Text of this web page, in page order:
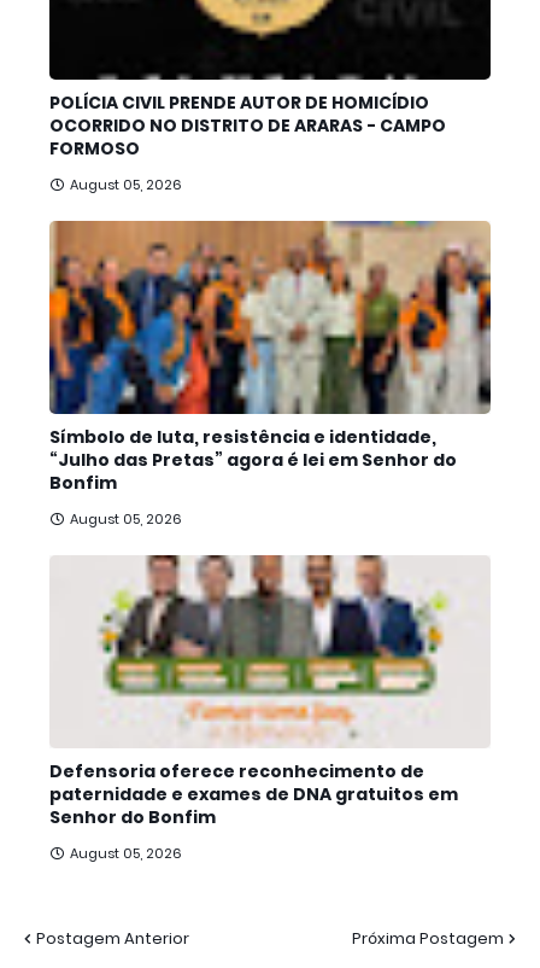
POLÍCIA CIVIL PRENDE AUTOR DE HOMICÍDIO
OCORRIDO NO DISTRITO DE ARARAS - CAMPO
FORMOSO
August 05, 2026
Símbolo de luta, resistência e identidade,
“Julho das Pretas” agora é lei em Senhor do
Bonfim
August 05, 2026
Defensoria oferece reconhecimento de
paternidade e exames de DNA gratuitos em
Senhor do Bonfim
August 05, 2026
Postagem Anterior Próxima Postagem